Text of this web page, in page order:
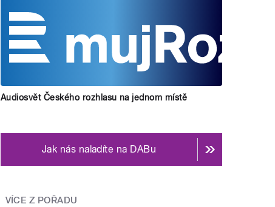
Audiosvět Českého rozhlasu na jednom místě
Jak nás naladíte na DABu
VÍCE Z POŘADU